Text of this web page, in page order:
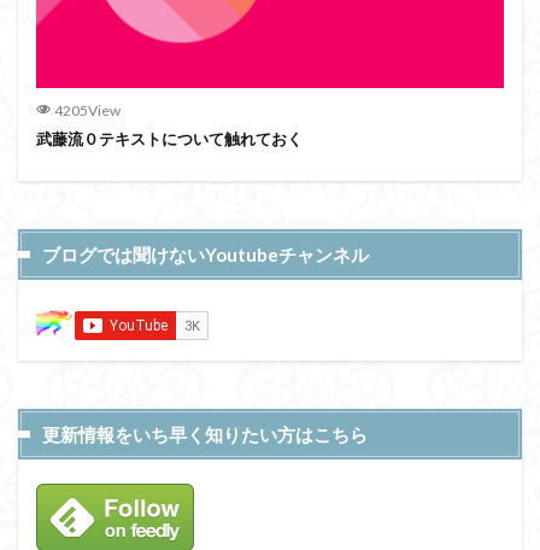
4205View
武藤流０テキストについて触れておく
ブログでは聞けないYoutubeチャンネル
更新情報をいち早く知りたい方はこちら